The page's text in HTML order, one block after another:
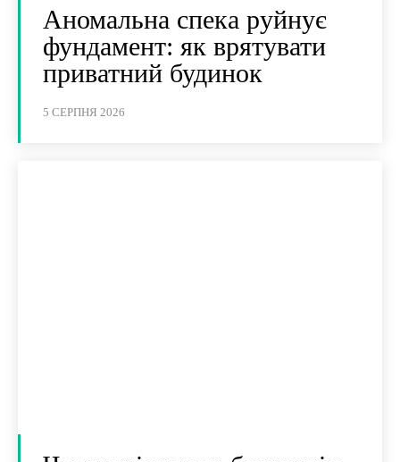
Аномальна спека руйнує
фундамент: як врятувати
приватний будинок
5 СЕРПНЯ 2026